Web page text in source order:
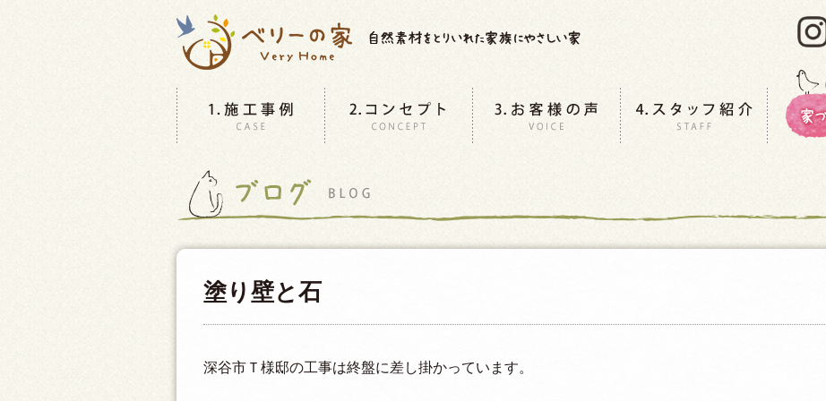
塗り壁と石
深谷市Ｔ様邸の工事は終盤に差し掛かっています。